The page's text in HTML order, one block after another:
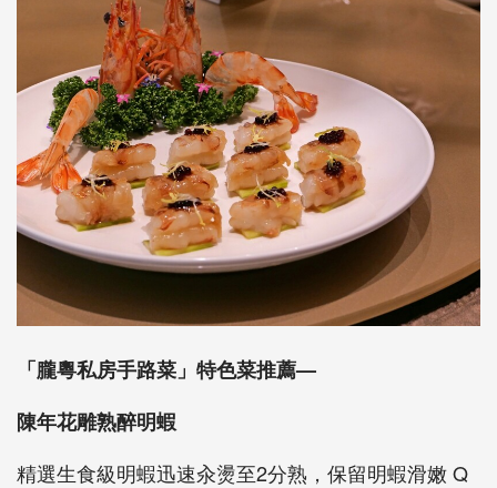
「朧粵私房手路菜」特色菜推薦—
陳年花雕熟醉明蝦
精選生食級明蝦迅速汆燙至2分熟，保留明蝦滑嫩 Q